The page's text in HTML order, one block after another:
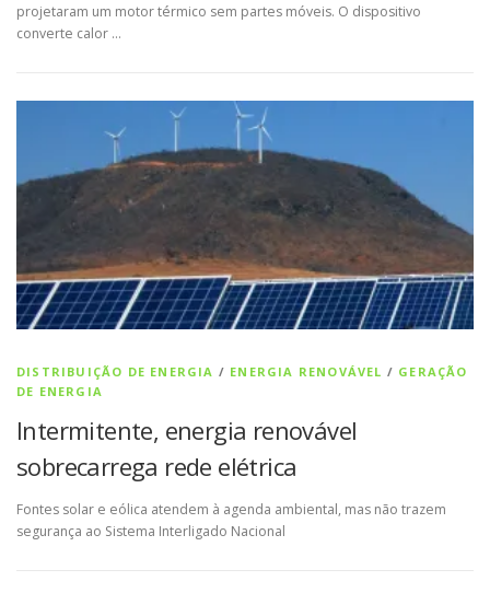
projetaram um motor térmico sem partes móveis. O dispositivo
converte calor …
DISTRIBUIÇÃO DE ENERGIA / ENERGIA RENOVÁVEL / GERAÇÃO
DE ENERGIA
Intermitente, energia renovável
sobrecarrega rede elétrica
Fontes solar e eólica atendem à agenda ambiental, mas não trazem
segurança ao Sistema Interligado Nacional